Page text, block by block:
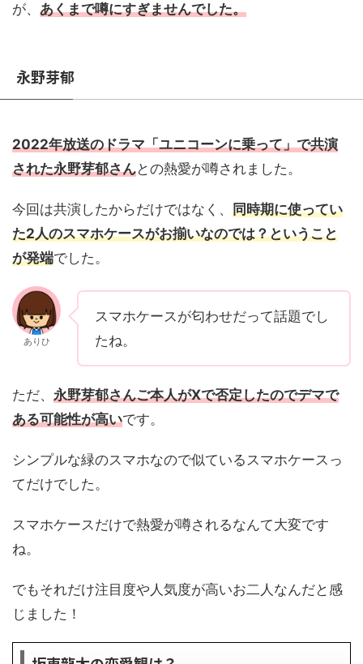
が、 あくまで噂にすぎませんでした。
永野芽郁
2022年放送のドラマ「ユニコーンに乗って」で共演
された永野芽郁さんとの熱愛が噂されました。
今回は共演したからだけではなく、 同時期に使ってい
た2人のスマホケースがお揃いなのでは？ということ
が発端でした。
ありひ
スマホケースが匂わせだって話題でし
たね。
ただ、 永野芽郁さんご本人がXで否定したのでデマで
ある可能性が高いです。
シンプルな緑のスマホなので似ているスマホケースっ
てだけでした。
スマホケースだけで熱愛が噂されるなんて大変です
ね。
でもそれだけ注目度や人気度が高いお二人なんだと感
じました！